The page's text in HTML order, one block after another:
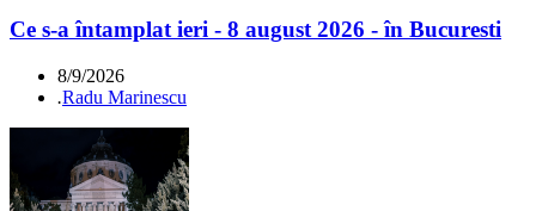
Ce s-a întamplat ieri - 8 august 2026 - în Bucuresti
8/9/2026
.Radu Marinescu